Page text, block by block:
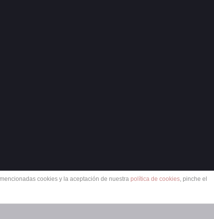
cookies y la aceptación de nuestra política de cookies, pinche el